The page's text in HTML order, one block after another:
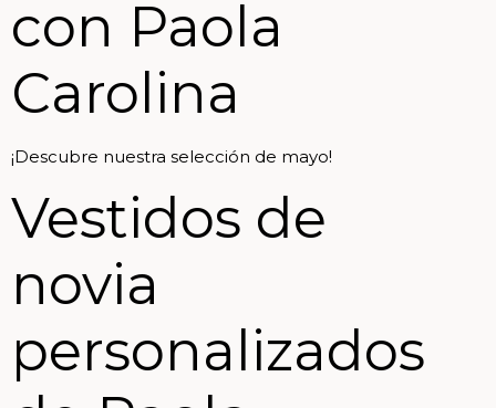
con Paola
Carolina
¡Descubre nuestra selección de mayo!
Vestidos de
novia
personalizados